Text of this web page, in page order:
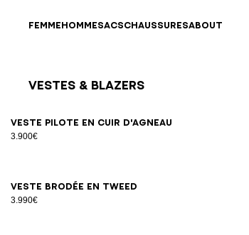
FEMMEHOMMESACSCHAUSSURESABOUT
Vestes & Blazers
Veste pilote en cuir d'agneau
3.900€
3436384042
Veste brodée en tweed
3.990€
34 36384042